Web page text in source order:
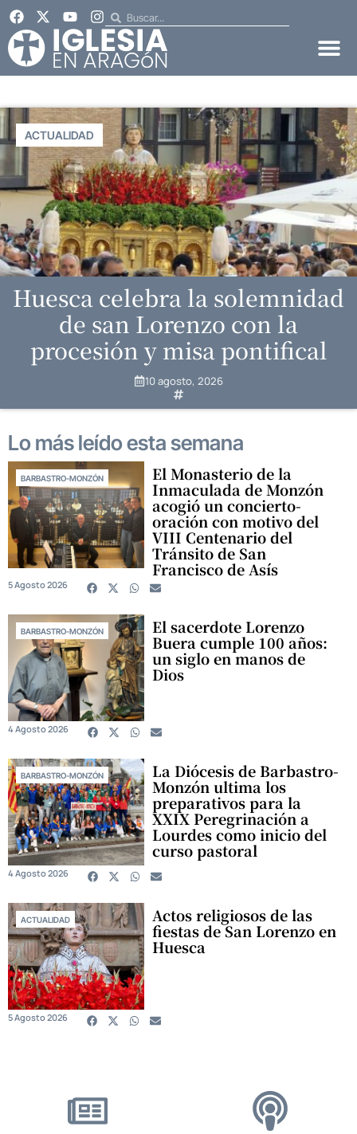
ACTUALIDAD
Huesca celebra la solemnidad
de san Lorenzo con la
procesión y misa pontifical
10 agosto, 2026
Lo más leído esta semana
BARBASTRO-MONZÓN El Monasterio de la
Inmaculada de Monzón
acogió un concierto-
oración con motivo del
VIII Centenario del
Tránsito de San
Francisco de Asís
5 Agosto 2026
BARBASTRO-MONZÓN El sacerdote Lorenzo
Buera cumple 100 años:
un siglo en manos de
Dios
4 Agosto 2026
BARBASTRO-MONZÓN La Diócesis de Barbastro-
Monzón ultima los
preparativos para la
XXIX Peregrinación a
Lourdes como inicio del
curso pastoral
4 Agosto 2026
ACTUALIDAD Actos religiosos de las
fiestas de San Lorenzo en
Huesca
5 Agosto 2026